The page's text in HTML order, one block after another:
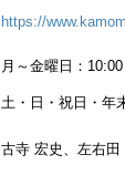
https://
月～金曜日：
土・日・祝日・年
古寺 宏史、左右田